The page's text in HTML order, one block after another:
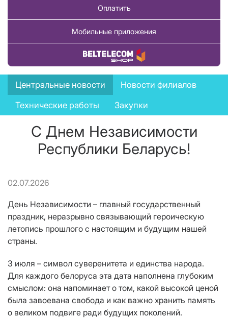
Оплатить
Мобильные приложения
Купить товар
News
menu
Центральные новости
Новости филиалов
Технические работы
Закупки
С Днем Независимости
Республики Беларусь!
02.07.2026
День Независимости – главный государственный
праздник, неразрывно связывающий героическую
летопись прошлого с настоящим и будущим нашей
страны.
3 июля – символ суверенитета и единства народа.
Для каждого белоруса эта дата наполнена глубоким
смыслом: она напоминает о том, какой высокой ценой
была завоевана свобода и как важно хранить память
о великом подвиге ради будущих поколений.